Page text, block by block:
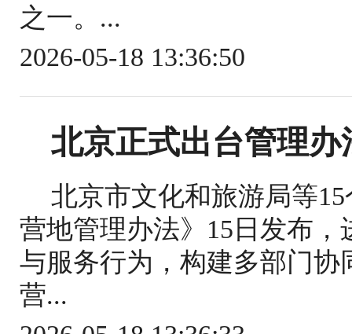
之一。...
2026-05-18 13:36:50
北京正式出台管理
北京市文化和旅游局等
营地管理办法》15日发布
与服务行为，构建多部门
营...